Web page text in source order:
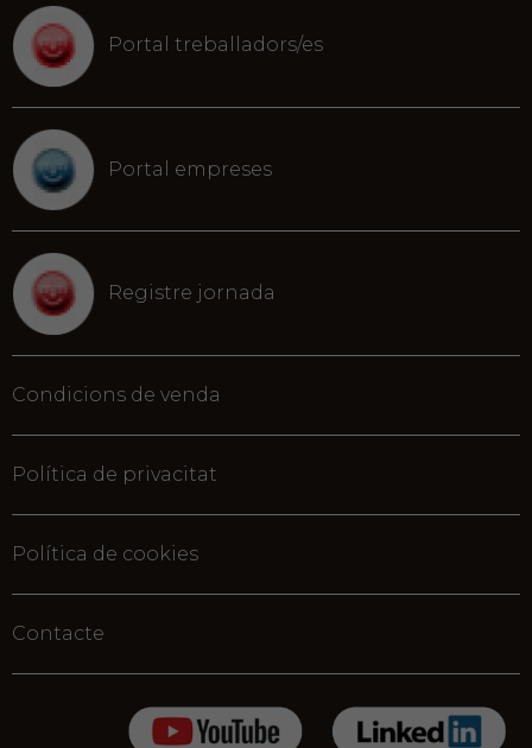
Portal treballadors/es
Portal empreses
Registre jornada
Condicions de venda
Política de privacitat
Política de cookies
Contacte